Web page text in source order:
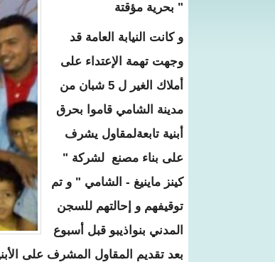
" بحرية مؤقتة
و كانت النيابة العامة قد
وجهت تهمة الإعتداء على
أملاك الغير ل 5 شبان من
مدينة الشامي قاموا بحرق
أبنية تابعةلمقاول يشرف
على بناء مصنع لشركة "
كينز ماينيغ - الشامي " و تم
توقيفهم و إحالتهم للسجن
المدني بنواذيبو قبل أسبوع
بعد تقديم المقاول المشرف على